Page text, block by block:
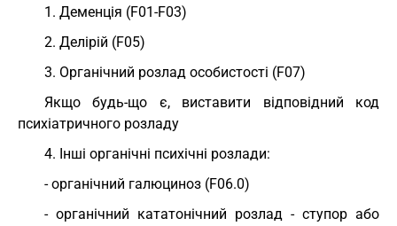
1. Деменція (F01-F03)
2. Делірій (F05)
3. Органічний розлад особистості (F07)
Якщо будь-що є, виставити відповідний код
психіатричного розладу
4. Інші органічні психічні розлади:
- органічний галюциноз (F06.0)
- органічний кататонічний розлад - ступор або